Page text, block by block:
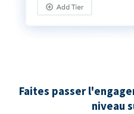
Faites passer
niveau